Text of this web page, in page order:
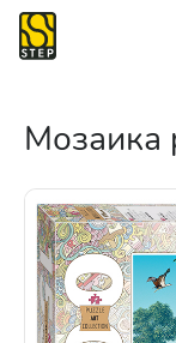
Мозаика